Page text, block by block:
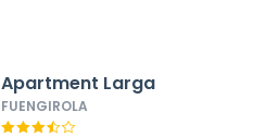
Apartment Larga
FUENGIROLA